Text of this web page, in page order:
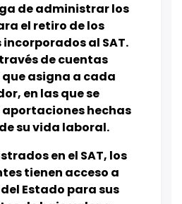
de administrar los
el retiro de los
al SAT.
de cuentas
asigna a cada
en las que se
hechas
su vida laboral.
en el SAT, los
tienen acceso a
Estado para sus